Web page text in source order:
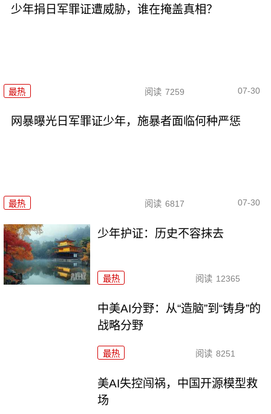
少年捐日军罪证遭威胁，谁在掩盖真相？
最热 阅读 7259 07-30
网暴曝光日军罪证少年，施暴者面临何种严惩
最热 阅读 6817 07-30
少年护证：历史不容抹去
最热 阅读 12365
中美AI分野：从“造脑”到“铸身”的
战略分野
最热 阅读 8251
美AI失控闯祸，中国开源模型救
场